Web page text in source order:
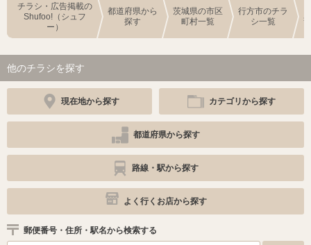
チラシ・広告掲載の
Shufoo!（シュフ
ー）
都道府県から
探す
茨城県の市区
町村一覧
行方市のチラ
シ一覧
他のチラシを探す
現在地から探す カテゴリから探す
都道府県から探す
路線・駅から探す
よく行くお店から探す
郵便番号・住所・駅名から検索する